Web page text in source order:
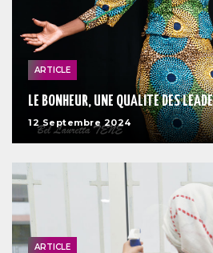
ARTICLE
LE BONHEUR, UNE QUALITE DES
12 Septembre 2024
ARTICLE